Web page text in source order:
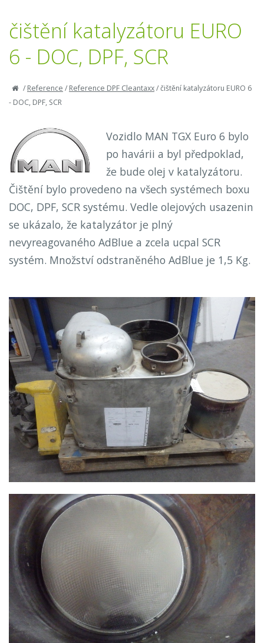
čištění katalyzátoru EURO
6 - DOC, DPF, SCR
/Reference /Reference DPF Cleantaxx/čištění katalyzátoru EURO 6
- DOC, DPF, SCR
Vozidlo MAN TGX Euro 6 bylo
po havárii a byl předpoklad,
že bude olej v katalyzátoru.
Čištění bylo provedeno na všech systémech boxu
DOC, DPF, SCR systému. Vedle olejových usazenin
se ukázalo, že katalyzátor je plný
nevyreagovaného AdBlue a zcela ucpal SCR
systém. Množství odstraněného AdBlue je 1,5 Kg.